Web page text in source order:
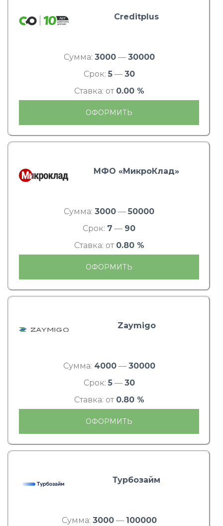
Creditplus
Сумма: 3000— 30000
Срок: 5— 30
Ставка: от 0.00 %
ОФОРМИТЬ
МФО «МикроКлад»
Сумма: 3000 — 50000
Срок: 7 — 90
Ставка: от 0.80 %
ОФОРМИТЬ
Zaymigo
Сумма: 4000— 30000
Срок: 5— 30
Ставка: от 0.80 %
ОФОРМИТЬ
Турбозайм
Сумма: 3000— 100000